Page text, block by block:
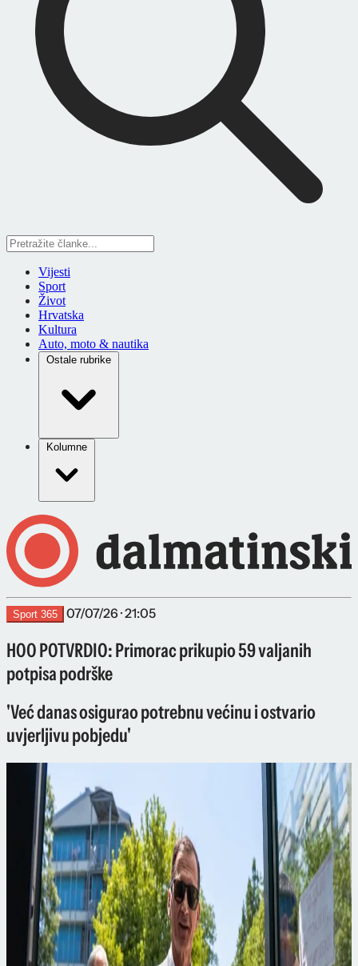
Vijesti
Sport
Život
Hrvatska
Kultura
Auto, moto & nautika
Ostale rubrike
Kolumne
Sport 365 07/07/26 · 21:05
HOO POTVRDIO: Primorac prikupio 59 valjanih
potpisa podrške
'Već danas osigurao potrebnu većinu i ostvario
uvjerljivu pobjedu'